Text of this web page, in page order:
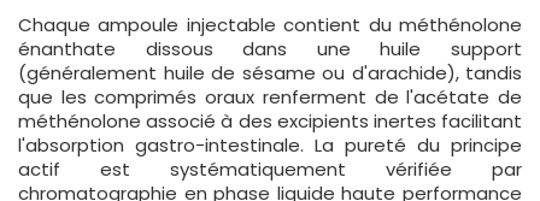
Chaque ampoule injectable contient du méthénolone
énanthate dissous dans une huile support
(généralement huile de sésame ou d'arachide), tandis
que les comprimés oraux renferment de l'acétate de
méthénolone associé à des excipients inertes facilitant
l'absorption gastro-intestinale. La pureté du principe
actif est systématiquement vérifiée par
chromatographie en phase liquide haute performance